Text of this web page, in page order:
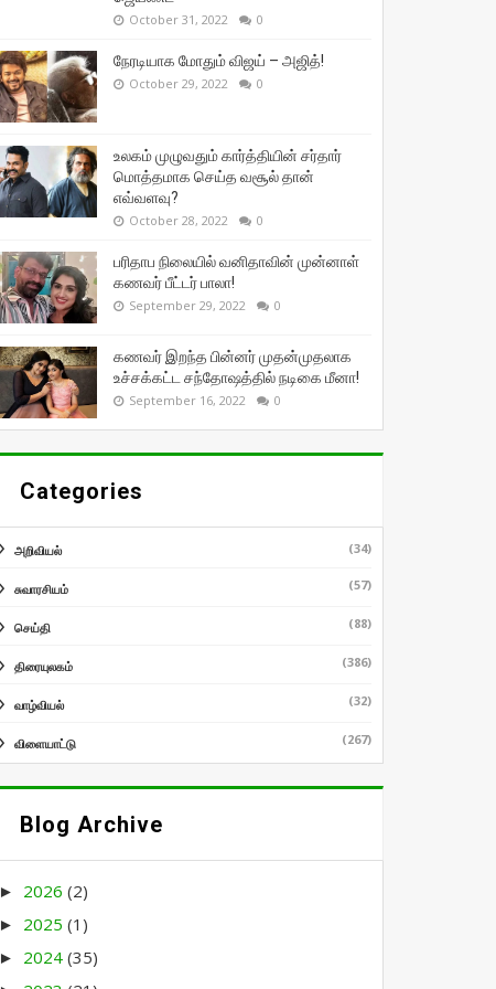
October 31, 2022 0
நேரடியாக மோதும் விஜய் – அஜித்!
October 29, 2022 0
உலகம் முழுவதும் கார்த்தியின் சர்தார்
மொத்தமாக செய்த வசூல் தான்
எவ்வளவு?
October 28, 2022 0
பரிதாப நிலையில் வனிதாவின் முன்னாள்
கணவர் பீட்டர் பாலா!
September 29, 2022 0
கணவர் இறந்த பின்னர் முதன்முதலாக
உச்சக்கட்ட சந்தோஷத்தில் நடிகை மீனா!
September 16, 2022 0
Categories
அறிவியல் (34)
சுவாரசியம் (57)
செய்தி (88)
திரையுலகம் (386)
வாழ்வியல் (32)
விளையாட்டு (267)
Blog Archive
► 2026(2)
► 2025(1)
► 2024(35)